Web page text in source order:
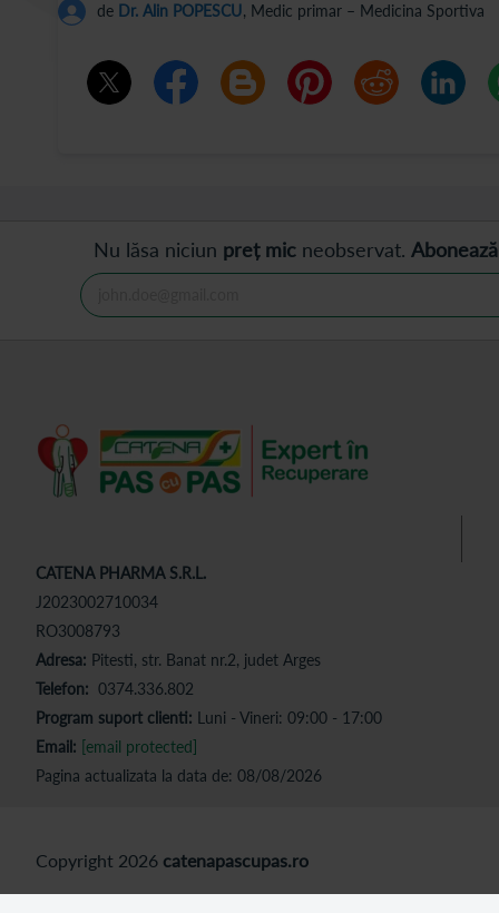
de Dr. Alin POPESCU, Medic primar – Medicina Sportiva
Nu lăsa niciun preț mic neobservat.
CATENA PHARMA S.R.L.
J2023002710034
RO3008793
Adresa: Pitesti, str. Banat nr.2, judet Arges
Telefon: 0374.336.802
Program suport clienti: Luni - Vineri: 09:00 - 17:00
Email: [email protected]
Pagina actualizata la data de: 08/08/2026
Copyright 2026 catenapascupas.ro